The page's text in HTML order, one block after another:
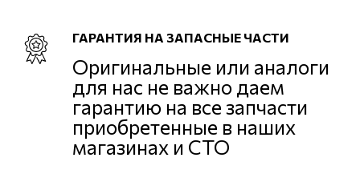
ГАРАНТИЯ НА ЗАПАСНЫЕ ЧАСТИ
Оригинальные или аналоги
для нас не важно даем
гарантию на все запчасти
приобретенные в наших
магазинах и СТО